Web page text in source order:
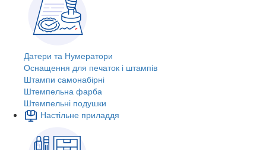
Датери та Нумератори
Оснащення для печаток і штампів
Штампи самонабірні
Штемпельна фарба
Штемпельні подушки
Настільне приладдя